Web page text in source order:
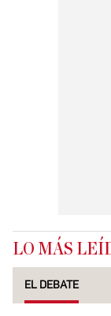
LO MÁS
EL DEBATE